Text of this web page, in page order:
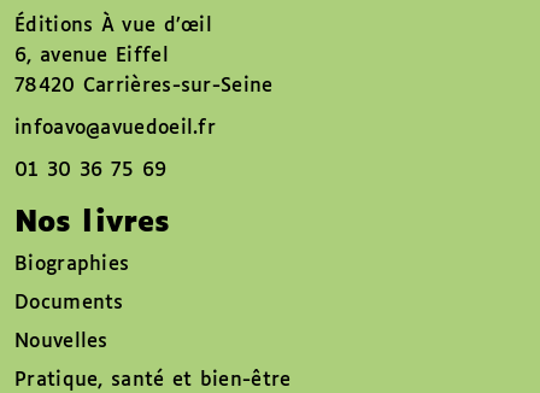
Éditions À vue d’œil
6, avenue Eiffel
78420 Carrières-sur-Seine
infoavo@avuedoeil.fr
01 30 36 75 69
Nos livres
Biographies
Documents
Nouvelles
Pratique, santé et bien-être